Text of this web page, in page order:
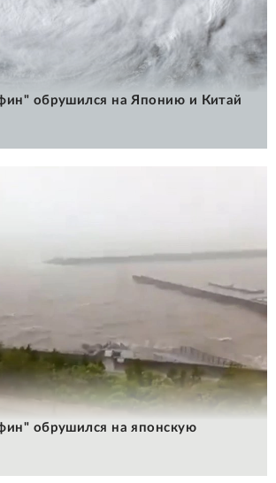
обрушился на Японию и Китай
обрушился на японскую